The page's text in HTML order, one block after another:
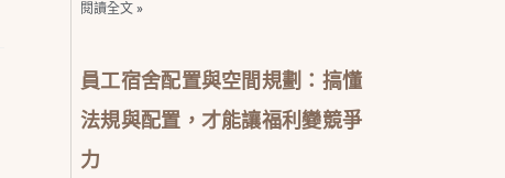
閱讀全文 »
員工宿舍配置與空間規劃：搞懂
法規與配置，才能讓福利變競爭
力